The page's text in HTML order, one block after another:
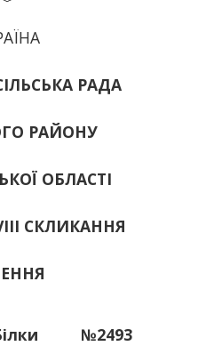
РАДА
РАЙОНУ
ОБЛАСТІ
СКЛИКАННЯ
№2493